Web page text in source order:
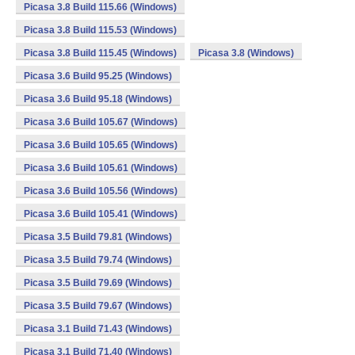
Picasa 3.8 Build 115.66 (Windows)
Picasa 3.8 Build 115.53 (Windows)
Picasa 3.8 Build 115.45 (Windows) Picasa 3.8 (Windows)
Picasa 3.6 Build 95.25 (Windows)
Picasa 3.6 Build 95.18 (Windows)
Picasa 3.6 Build 105.67 (Windows)
Picasa 3.6 Build 105.65 (Windows)
Picasa 3.6 Build 105.61 (Windows)
Picasa 3.6 Build 105.56 (Windows)
Picasa 3.6 Build 105.41 (Windows)
Picasa 3.5 Build 79.81 (Windows)
Picasa 3.5 Build 79.74 (Windows)
Picasa 3.5 Build 79.69 (Windows)
Picasa 3.5 Build 79.67 (Windows)
Picasa 3.1 Build 71.43 (Windows)
Picasa 3.1 Build 71.40 (Windows)